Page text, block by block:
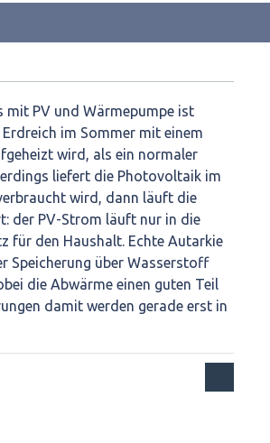
mit PV und Wärmepumpe ist
im Sommer mit einem
wird, als ein normaler
liefert die Photovoltaik im
wird, dann läuft die
der PV-Strom läuft nur in die
für den Haushalt. Echte Autarkie
Speicherung über Wasserstoff
die Abwärme einen guten Teil
damit werden gerade erst in